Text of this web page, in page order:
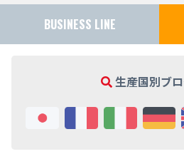
BUSINESS LINE
生産国別ブ